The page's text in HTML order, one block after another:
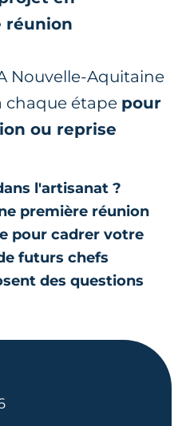
réunion
Nouvelle-Aquitaine
chaque étape pour
ou reprise
l'artisanat ?
première réunion
pour cadrer votre
futurs chefs
des questions